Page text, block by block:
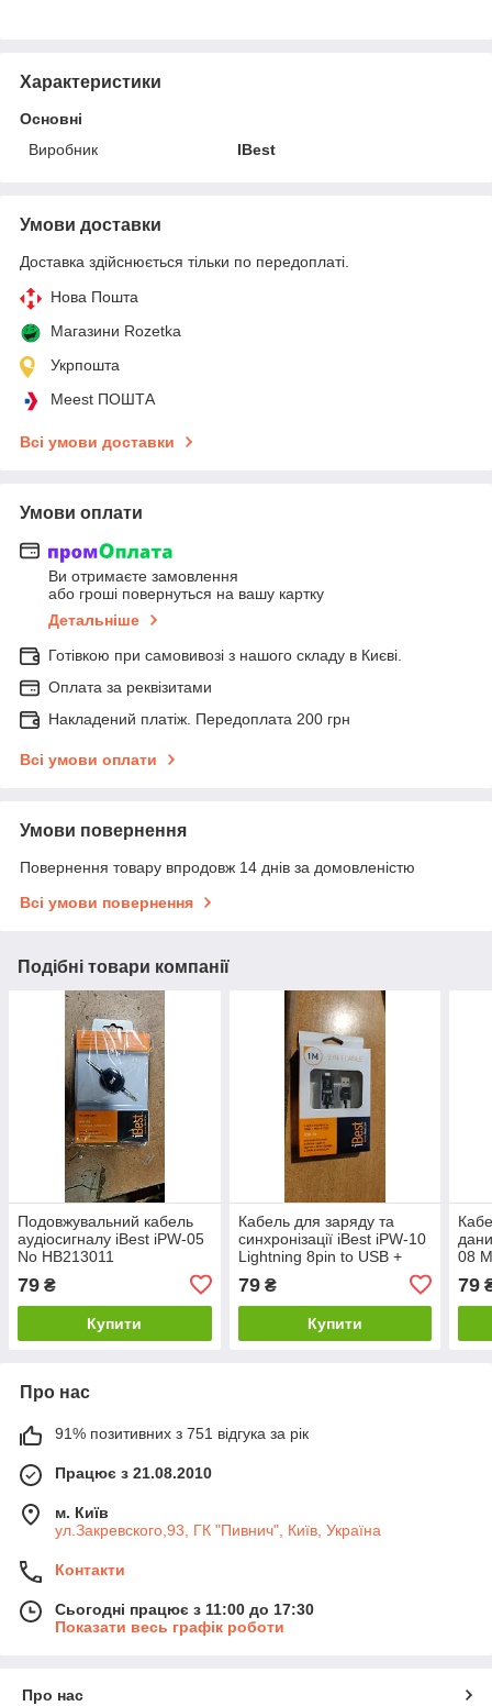
Характеристики
Основні
Виробник
IBest
Умови доставки
Доставка здійснюється тільки по передоплаті.
Нова Пошта
Магазини Rozetka
Укрпошта
Meest ПОШТА
Всі умови доставки
Умови оплати
Ви отримаєте замовлення
або гроші повернуться на вашу картку
Детальніше
Готівкою при самовивозі з нашого складу в Києві.
Оплата за реквізитами
Накладений платіж. Передоплата 200 грн
Всі умови оплати
Умови повернення
Повернення товару впродовж 14 днів за домовленістю
Всі умови повернення
Подібні товари компанії
Подовжувальний кабель
аудіосигналу iBest iPW-05
No НВ213011
79 ₴
Купити
Кабель для заряду та
синхронізації iBest iPW-10
Lightning 8pin to USB +
79₴
Купити
08
79
Про нас
91% позитивних з 751 відгука за рік
Працює з 21.08.2010
м. Київ
ул.Закревского,93, ГК "Пивнич", Київ, Україна
Контакти
Сьогодні працює з 11:00 до 17:30
Показати весь графік роботи
Про нас